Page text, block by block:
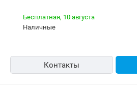
Бесплатная, 10 августа
наличные
Контакты